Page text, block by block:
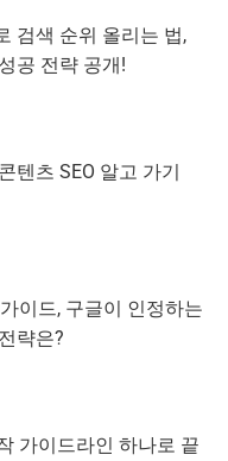
검색 순위 올리는 법,
공 전략 공개!
텐츠 SEO 알고 가기
이드, 구글이 인정하는
략은?
가이드라인 하나로 끝